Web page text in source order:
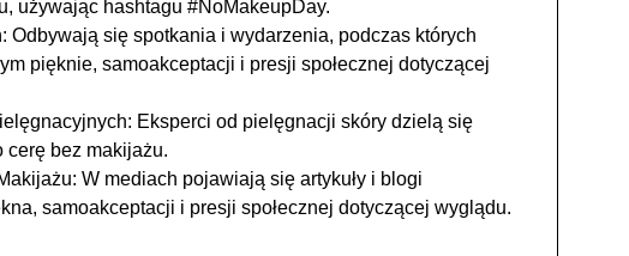
używając hashtagu #NoMakeupDay.
Odbywają się spotkania i wydarzenia, podczas których
pięknie, samoakceptacji i presji społecznej dotyczącej
Eksperci od pielęgnacji skóry dzielą się
cerę bez makijażu.
W mediach pojawiają się artykuły i blogi
samoakceptacji i presji społecznej dotyczącej wyglądu.